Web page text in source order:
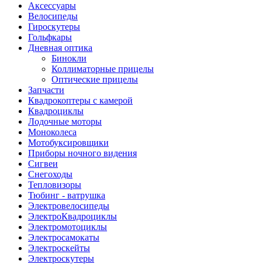
Аксессуары
Велосипеды
Гироскутеры
Гольфкары
Дневная оптика
Бинокли
Коллиматорные прицелы
Оптические прицелы
Запчасти
Квадрокоптеры с камерой
Квадроциклы
Лодочные моторы
Моноколеса
Мотобуксировщики
Приборы ночного видения
Сигвеи
Снегоходы
Тепловизоры
Тюбинг - ватрушка
Электровелосипеды
ЭлектроКвадроциклы
Электромотоциклы
Электросамокаты
Электроскейты
Электроскутеры